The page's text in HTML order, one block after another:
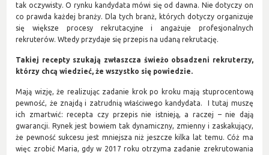
tak oczywisty. O rynku kandydata mówi się od dawna. Nie dotyczy on
co prawda każdej branży. Dla tych branż, których dotyczy organizuje
się większe procesy rekrutacyjne i angażuje profesjonalnych
rekruterów. Wtedy przydaje się przepis na udaną rekrutację.
Takiej recepty szukają zwłaszcza świeżo obsadzeni rekruterzy,
którzy chcą wiedzieć, że wszystko się powiedzie.
Mają wizję, że realizując zadanie krok po kroku mają stuprocentową
pewność, że znajdą i zatrudnią właściwego kandydata. I tutaj muszę
ich zmartwić: recepta czy przepis nie istnieją, a raczej – nie dają
gwarancji. Rynek jest bowiem tak dynamiczny, zmienny i zaskakujący,
że pewność sukcesu jest mniejsza niż jeszcze kilka lat temu. Cóż ma
więc zrobić Maria, gdy w 2017 roku otrzyma zadanie zrekrutowania